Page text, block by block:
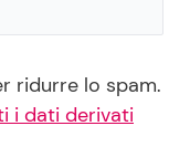
ridurre lo spam.
i dati derivati